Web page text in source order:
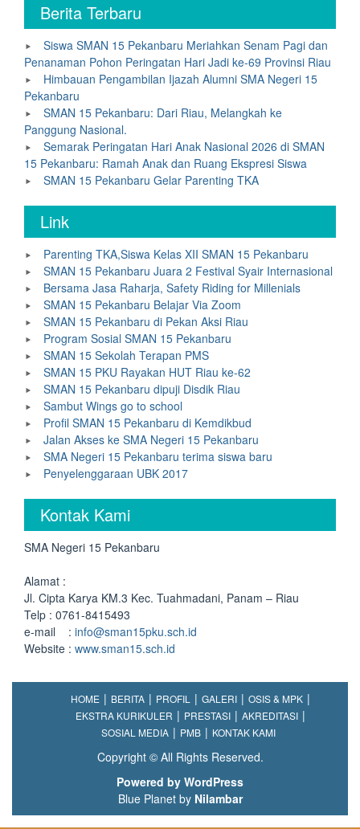
Berita Terbaru
Siswa SMAN 15 Pekanbaru Meriahkan Senam Pagi dan
Penanaman Pohon Peringatan Hari Jadi ke-69 Provinsi Riau
Himbauan Pengambilan Ijazah Alumni SMA Negeri 15
Pekanbaru
SMAN 15 Pekanbaru: Dari Riau, Melangkah ke
Panggung Nasional.
Semarak Peringatan Hari Anak Nasional 2026 di SMAN
15 Pekanbaru: Ramah Anak dan Ruang Ekspresi Siswa
SMAN 15 Pekanbaru Gelar Parenting TKA
Link
Parenting TKA,Siswa Kelas XII SMAN 15 Pekanbaru
SMAN 15 Pekanbaru Juara 2 Festival Syair Internasional
Bersama Jasa Raharja, Safety Riding for Millenials
SMAN 15 Pekanbaru Belajar Via Zoom
SMAN 15 Pekanbaru di Pekan Aksi Riau
Program Sosial SMAN 15 Pekanbaru
SMAN 15 Sekolah Terapan PMS
SMAN 15 PKU Rayakan HUT Riau ke-62
SMAN 15 Pekanbaru dipuji Disdik Riau
Sambut Wings go to school
Profil SMAN 15 Pekanbaru di Kemdikbud
Jalan Akses ke SMA Negeri 15 Pekanbaru
SMA Negeri 15 Pekanbaru terima siswa baru
Penyelenggaraan UBK 2017
Kontak Kami
SMA Negeri 15 Pekanbaru
Alamat :
Jl. Cipta Karya KM.3 Kec. Tuahmadani, Panam – Riau
Telp : 0761-8415493
e-mail : info@sman15pku.sch.id
Website : www.sman15.sch.id
HOME BERITA PROFIL GALERI
OSIS & MPK
EKSTRA KURIKULER
PRESTASI
AKREDITASI
SOSIAL MEDIA
PMB KONTAK KAMI
Copyright © All Rights Reserved.
Powered by WordPress
Blue Planet by Nilambar